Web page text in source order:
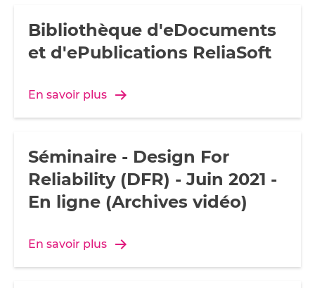
Bibliothèque d'eDocuments
et d'ePublications ReliaSoft
En savoir plus
Séminaire - Design For
Reliability (DFR) - Juin 2021 -
En ligne (Archives vidéo)
En savoir plus